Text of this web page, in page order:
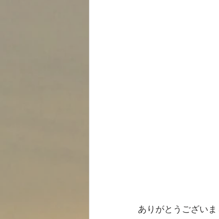
ありがとうござい